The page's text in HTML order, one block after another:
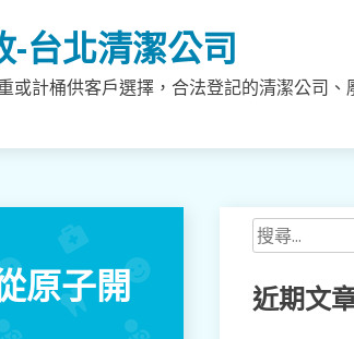
-台北清潔公司
或計桶供客戶選擇，合法登記的清潔公司、
原子開
搜
尋
關
鍵
近期文